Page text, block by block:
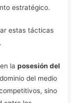
estratégico.
estas tácticas
en laposesión del
del medio
sino